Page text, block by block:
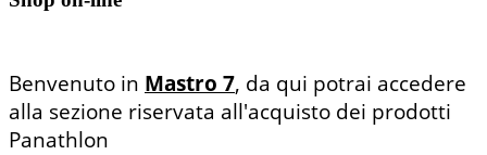
Benvenuto in Mastro 7, da qui potrai accedere
alla sezione riservata all'acquisto dei prodotti
Panathlon